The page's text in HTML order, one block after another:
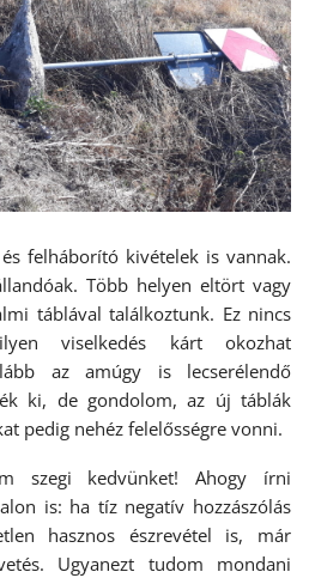
felháborító kivételek is vannak.
Több helyen eltört vagy
táblával találkoztunk. Ez nincs
viselkedés kárt okozhat
az amúgy is lecserélendő
ki, de gondolom, az új táblák
pedig nehéz felelősségre vonni.
szegi kedvünket! Ahogy írni
is: ha tíz negatív hozzászólás
hasznos észrevétel is, már
Ugyanezt tudom mondani